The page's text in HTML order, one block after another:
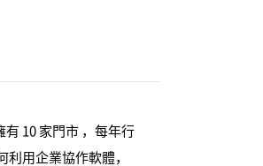
10 家門市 ，每年行
用企業協作軟體，